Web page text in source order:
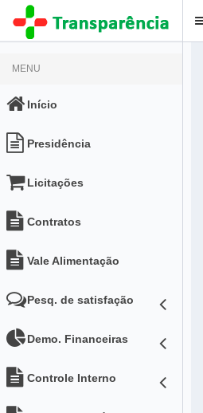
MENU
Início
Presidência
Licitações
Contratos
Vale Alimentação
Pesq. de satisfação
Demo. Financeiras
Controle Interno